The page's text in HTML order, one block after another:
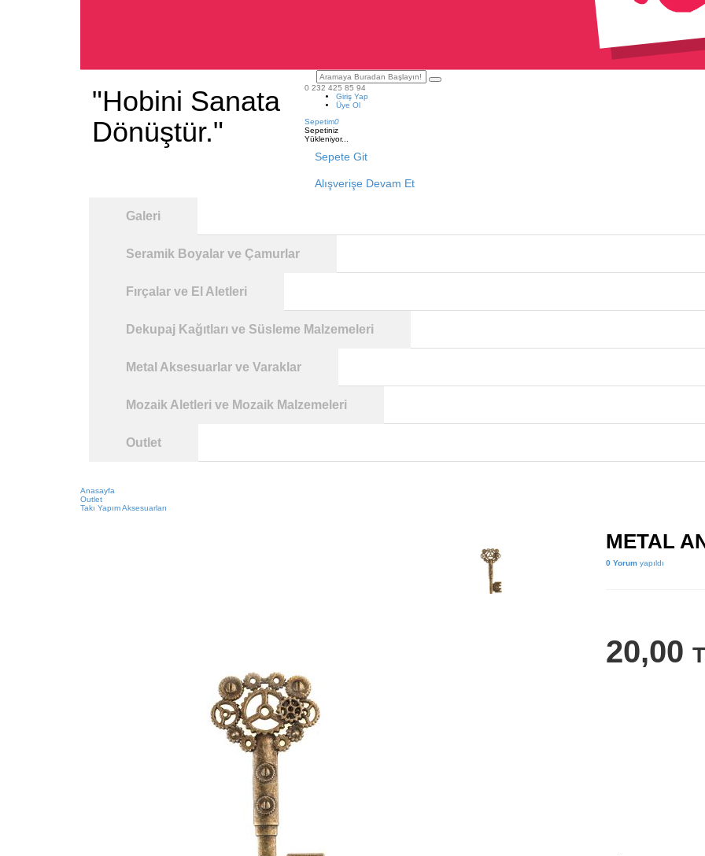
"Hobini Sanata
Dönüştür."
0 232 425 85 94
Giriş Yap
Üye Ol
Sepetim0
Sepetiniz
Yükleniyor...
Sepete Git
Alışverişe Devam Et
Galeri
Seramik Boyalar ve Çamurlar
Fırçalar ve El Aletleri
Dekupaj Kağıtları ve Süsleme Malzemeleri
Metal Aksesuarlar ve Varaklar
Mozaik Aletleri ve Mozaik Malzemeleri
Outlet
Anasayfa
Outlet
Takı Yapım Aksesuarları
METAL
0 Yorumyapıldı
20,00